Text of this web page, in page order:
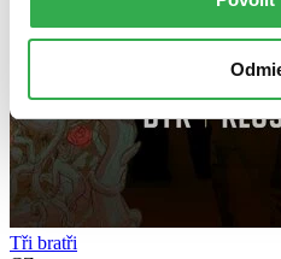
Tři bratři